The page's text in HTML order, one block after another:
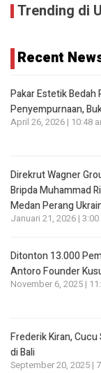
Trending di
Recent
Pakar Estetik Bedah
Penyempurnaan,
April 26, 2026 | 10:48
Direkrut Wagner
Bripda Muhammad
Medan Perang
Januari 21, 2026 | 3:00
Ditonton 13.000
Antoro Founder
November 6, 2025 |
Frederik Kiran,
di Bali
September 20, 2025 |